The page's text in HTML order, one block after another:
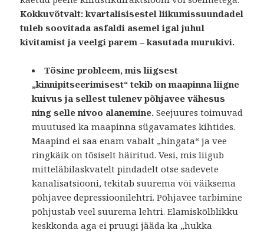
Kokkuvõtvalt: kvartalisisestel liikumissuundadel
tuleb soovitada asfaldi asemel igal juhul
kivitamist ja veelgi parem – kasutada murukivi.
Tõsine probleem, mis liigsest
„kinnipitseerimisest“ tekib onmaapinna liigne
kuivus ja sellest tulenev põhjavee vähesus
ning selle nivoo alanemine.Seejuures toimuvad
muutused ka maapinna sügavamates kihtides.
Maapind ei saa enam vabalt „hingata“ ja vee
ringkäik on tõsiselt häiritud. Vesi, mis liigub
mitteläbilaskvatelt pindadelt otse sadevete
kanalisatsiooni, tekitab suurema või väiksema
põhjavee depressioonilehtri. Põhjavee tarbimine
põhjustab veel suurema lehtri. Elamiskõlblikku
keskkonda aga ei pruugi jääda ka „hukka